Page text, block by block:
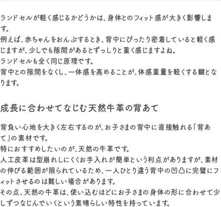
ランドセルが軽く感じるかどうかは、身体とのフィット感が大きく影響しま
す。
例えば、赤ちゃんをおんぶするとき、背中にぴったり密着していると軽く感
じますが、少しでも隙間があるとずっしりと重く感じますよね。
ランドセルも全く同じ原理です。
背中との隙間をなくし、一体感を高めることが、体感重量を軽くする鍵とな
ります。
成長に合わせてなじむ天然牛革の背あて
背負い心地を大きく左右するのが、お子さまの背中に直接触れる「背あ
て」の素材です。
特におすすめしたいのが、天然の牛革です。
人工皮革は型崩れしにくくお手入れが簡単という利点がありますが、素材
の伸びる範囲が限られているため、一人ひとり違う背中の凹凸に完璧にフ
ィットさせるのは難しい場合があります。
その点、天然の牛革は、使い込むほどにお子さまの身体の形に合わせて少
しずつなじんでいくという素晴らしい特性を持っています。